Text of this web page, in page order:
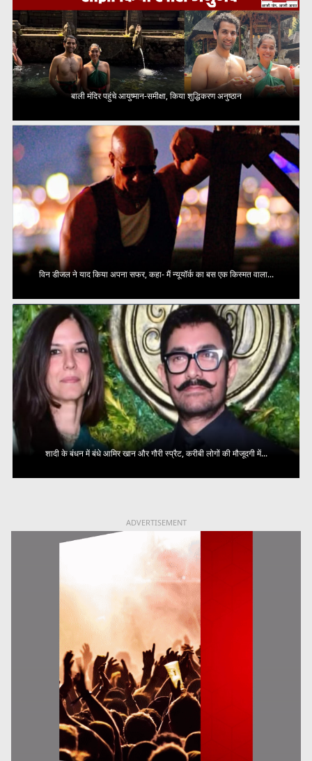
बाली मंदिर पहुंचे आयुष्मान-समीक्षा, किया शुद्धिकरण अनुष्ठान
विन डीजल ने याद किया अपना सफर, कहा- मैं न्यूयॉर्क का बस एक किस्मत वाला...
शादी के बंधन में बंधे आमिर खान और गौरी स्प्रैट, करीबी लोगों की मौजूदगी में...
ADVERTISEMENT